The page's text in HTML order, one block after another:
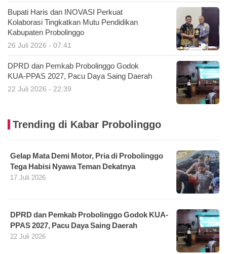
Bupati Haris dan INOVASI Perkuat
Kolaborasi Tingkatkan Mutu Pendidikan
Kabupaten Probolinggo
26 Juli 2026 - 07:41
DPRD dan Pemkab Probolinggo Godok
KUA-PPAS 2027, Pacu Daya Saing Daerah
22 Juli 2026 - 22:39
Trending di Kabar Probolinggo
Gelap Mata Demi Motor, Pria di Probolinggo
Tega Habisi Nyawa Teman Dekatnya
17 Juli 2026
DPRD dan Pemkab Probolinggo Godok KUA-
PPAS 2027, Pacu Daya Saing Daerah
22 Juli 2026